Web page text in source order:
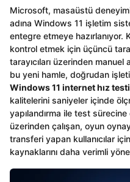
Microsoft, masaüstü
adına Windows 11 işletim
entegre etmeye hazırlanıyor.
kontrol etmek için üçüncü
tarayıcıları üzerinden
bu yeni hamle, doğrudan
Windows 11 internet hız testi
kalitelerini saniyeler içinde
yapılandırma ile test
üzerinden çalışan, oyun
transferi yapan kullanıcılar
kaynaklarını daha verimli